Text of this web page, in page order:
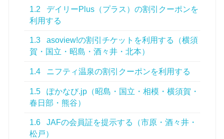
1.2
デイリーPlus（プラス）の割引クーポンを
利用する
1.3
asoview!の割引チケットを利用する（横須
賀・国立・昭島・酒々井・北本）
1.4 ニフティ温泉の割引クーポンを利用する
1.5
ぽかなび.jp（昭島・国立・相模・横須賀・
春日部・熊谷）
1.6
JAFの会員証を提示する（市原・酒々井・
松戸）